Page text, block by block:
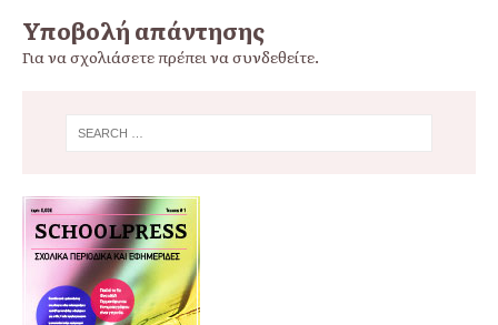
Υποβολή απάντησης
Για να σχολιάσετε πρέπει νασυνδεθείτε.